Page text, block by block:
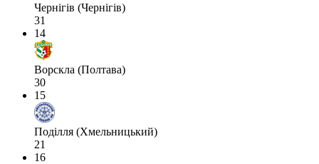
Чернігів (Чернігів)
31
14
Ворскла (Полтава)
30
15
Поділля (Хмельницький)
21
16